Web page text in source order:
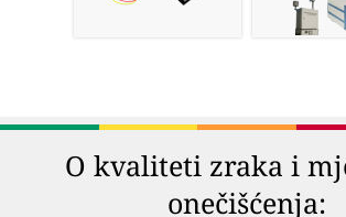
O kvaliteti zraka i
onečišćenja: